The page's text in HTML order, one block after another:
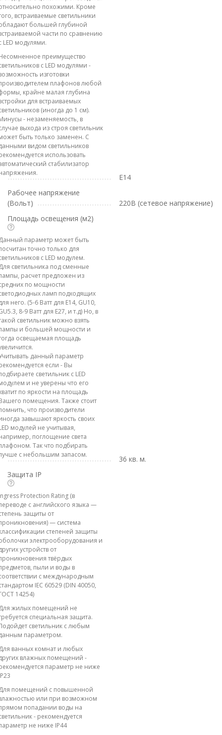
похожими. Кроме
встраиваемые светильники
большей глубиной
части по сравнению
LED модулями.
преимущество
с LED модулями -
изготовки
плафонов любой
крайне малая глубина
для встраиваемых
(иногда до 1 см).
- незаменяемость, в
выхода из строя светильник
быть только заменен. С
видом светильников
использовать
стабилизатор
E14
Рабочее напряжение
(Вольт)
220В (сетевое напряжение)
Площадь освещения (м2)
параметр может быть
точно только для
с LED модулем.
светильника под сменные
расчет предложен из
по мощности
ламп подходящих
него. (5-6 Ватт для E14, GU10,
8-9 Ватт для E27, и т.д) Но, в
светильник можно взять
и большей мощности и
освещаемая площадь
данный параметр
если - Вы
светильник с LED
и не уверены что его
по яркости на площадь
помещения. Также стоит
что производители
завышают яркость своих
модулей не учитывая,
поглощение света
Так что подбирать
с небольшим запасом.
36 кв. м.
Защита IP
Protection Rating (в
с английского языка —
защиты от
— система
степеней защиты
электрооборудования и
устройств от
твёрдых
пыли и воды в
с международным
IEC 60529 (DIN 40050,
14254)
жилых помещений не
специальная защита.
светильник с любым
параметром.
ванных комнат и любых
влажных помещений -
параметр не ниже
помещений с повышенной
или при возможном
попадании воды на
- рекомендуется
не ниже IP44